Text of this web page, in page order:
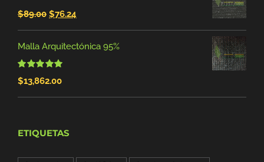
era:
$50.00.
es:
$42.40.
$89.00 El
precio
original
$76.24
precio
Malla Arquitectónica 95%
Valorado
con5.00de 5
$13,862.00
ETIQUETAS